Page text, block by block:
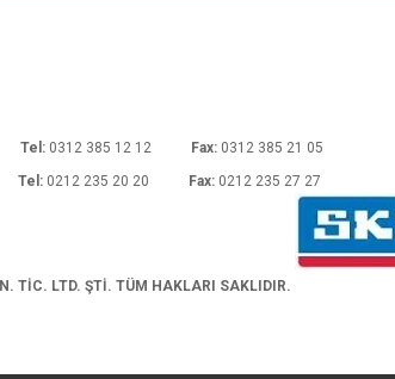
Tel: 0312 385 12 12 Fax: 0312 385 21 05
Tel: 0212 235 20 20 Fax: 0212 235 27 27
TİC. LTD. ŞTİ. TÜM HAKLARI SAKLIDIR.